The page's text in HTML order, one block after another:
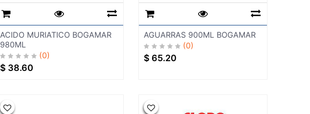
ACIDO MURIATICO BOGAMAR
980ML
(0)
$ 38.60
AGUARRAS 900ML BOGAMAR
(0)
$ 65.20